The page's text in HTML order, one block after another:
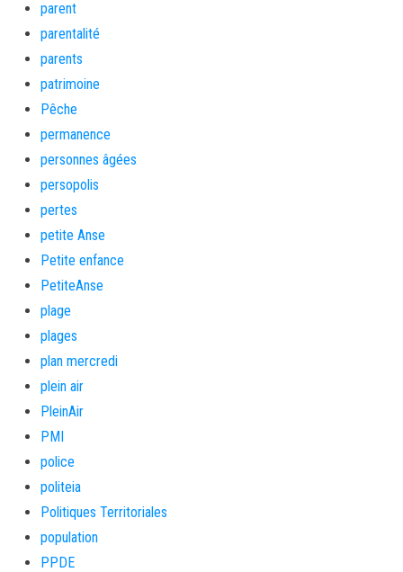
parent
parentalité
parents
patrimoine
Pêche
permanence
personnes âgées
persopolis
pertes
petite Anse
Petite enfance
PetiteAnse
plage
plages
plan mercredi
plein air
PleinAir
PMI
police
politeia
Politiques Territoriales
population
PPDE